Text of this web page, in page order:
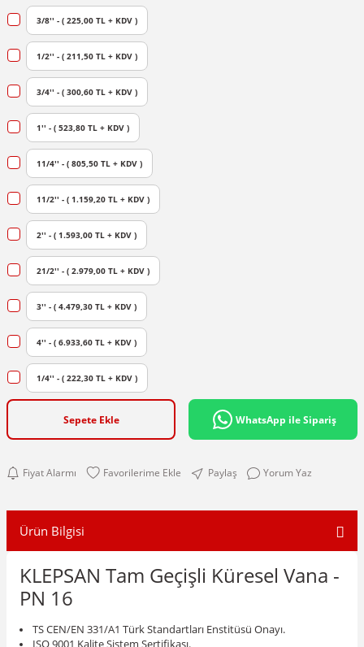
3/8'' - ( 225,00 TL + KDV )
1/2'' - ( 211,50 TL + KDV )
3/4'' - ( 300,60 TL + KDV )
1'' - ( 523,80 TL + KDV )
11/4'' - ( 805,50 TL + KDV )
11/2'' - ( 1.159,20 TL + KDV )
2'' - ( 1.593,00 TL + KDV )
21/2'' - ( 2.979,00 TL + KDV )
3'' - ( 4.479,30 TL + KDV )
4'' - ( 6.933,60 TL + KDV )
1/4'' - ( 222,30 TL + KDV )
Sepete Ekle WhatsApp ile Sipariş
Fiyat Alarmı Paylaş Yorum Yaz
Ürün Bilgisi
KLEPSAN Tam Geçişli Küresel Vana -
PN 16
TS CEN/EN 331/A1 Türk Standartları Enstitüsü Onayı.
ISO 9001 Kalite Sistem Sertifikası.